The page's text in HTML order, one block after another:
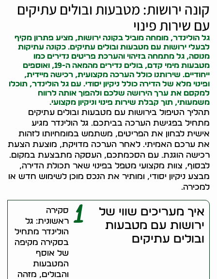
קונה ירושות: מטבעות ובולים עתיקים
עם שירות פינוי
גל הולינדר, מומחה מוביל בקונה ירושות, מציע פתרון מקיף
לבעלי ירושות עם מטבעות ובולים עתיקים. כקונה עתיקות
מנוסה, גל מתמחה בזיהוי והערכת פריטים נדירים כמו
מטבעות מימי קדם, בולים נדירים מהמאה ה-19, ואוספים
ייחודיים. שירותנו כולל הערכה מקצועית, רכישה מיידית,
ופינוי מלא של הדירה כולל ניקיון יסודי. עם גל הולינדר, תוכלו
למקסם את ערך הירושה שלכם ולהפוך אותה לרווח
משמעותי, תוך קבלת שירות פינוי וניקיון מקצועי.
תהליך הטיפול בירושות עם מטבעות ובולים עתיקים
מתחיל בפגישת הערכה בביתכם. גל הולינדר מגיע
אישית לבחון את הפריטים, משתמש במומחיותו לזהות
את ערכם האמיתי. לאחר הערכה מדויקת, מוצעת הצעת
רכישה הוגנת. עם הסכמתכם, העסקה מתבצעת במקום.
לבסוף, צוות מקצועי מטפל בפינוי שאר תכולת הדירה,
מבצע ניקיון יסודי, ומותיר את הנכס מוכן לשימוש חדש או
למכירה.
איך מעריכים שווי של
ירושות עם מטבעות
ובולים עתיקים
1
סקירה
ראשונית: גל
הולינדר מתחיל
בסקירה מקיפה
של אוסף
המטבעות
והבולים, מזהה